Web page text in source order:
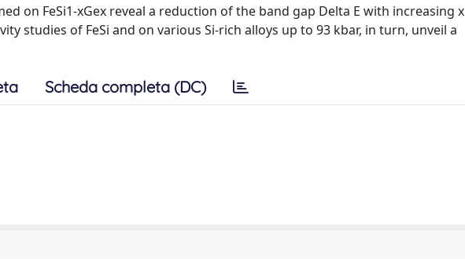
on FeSi1-xGex reveal a reduction of the band gap Delta E with increasing x
studies of FeSi and on various Si-rich alloys up to 93 kbar, in turn, unveil a
Scheda completa (DC)